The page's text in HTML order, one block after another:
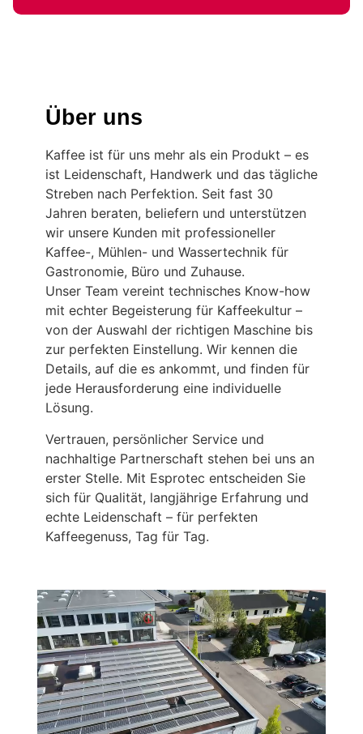
Über uns
Kaffee ist für uns mehr als ein Produkt – es
ist Leidenschaft, Handwerk und das tägliche
Streben nach Perfektion. Seit fast 30
Jahren beraten, beliefern und unterstützen
wir unsere Kunden mit professioneller
Kaffee-, Mühlen- und Wassertechnik für
Gastronomie, Büro und Zuhause.
Unser Team vereint technisches Know-how
mit echter Begeisterung für Kaffeekultur –
von der Auswahl der richtigen Maschine bis
zur perfekten Einstellung. Wir kennen die
Details, auf die es ankommt, und finden für
jede Herausforderung eine individuelle
Lösung.
Vertrauen, persönlicher Service und
nachhaltige Partnerschaft stehen bei uns an
erster Stelle. Mit Esprotec entscheiden Sie
sich für Qualität, langjährige Erfahrung und
echte Leidenschaft – für perfekten
Kaffeegenuss, Tag für Tag.